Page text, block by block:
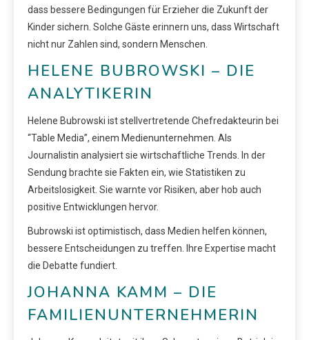
dass bessere Bedingungen für Erzieher die Zukunft der
Kinder sichern. Solche Gäste erinnern uns, dass Wirtschaft
nicht nur Zahlen sind, sondern Menschen.
HELENE BUBROWSKI – DIE
ANALYTIKERIN
Helene Bubrowski ist stellvertretende Chefredakteurin bei
“Table Media”, einem Medienunternehmen. Als
Journalistin analysiert sie wirtschaftliche Trends. In der
Sendung brachte sie Fakten ein, wie Statistiken zu
Arbeitslosigkeit. Sie warnte vor Risiken, aber hob auch
positive Entwicklungen hervor.
Bubrowski ist optimistisch, dass Medien helfen können,
bessere Entscheidungen zu treffen. Ihre Expertise macht
die Debatte fundiert.
JOHANNA KAMM – DIE
FAMILIENUNTERNEHMERIN